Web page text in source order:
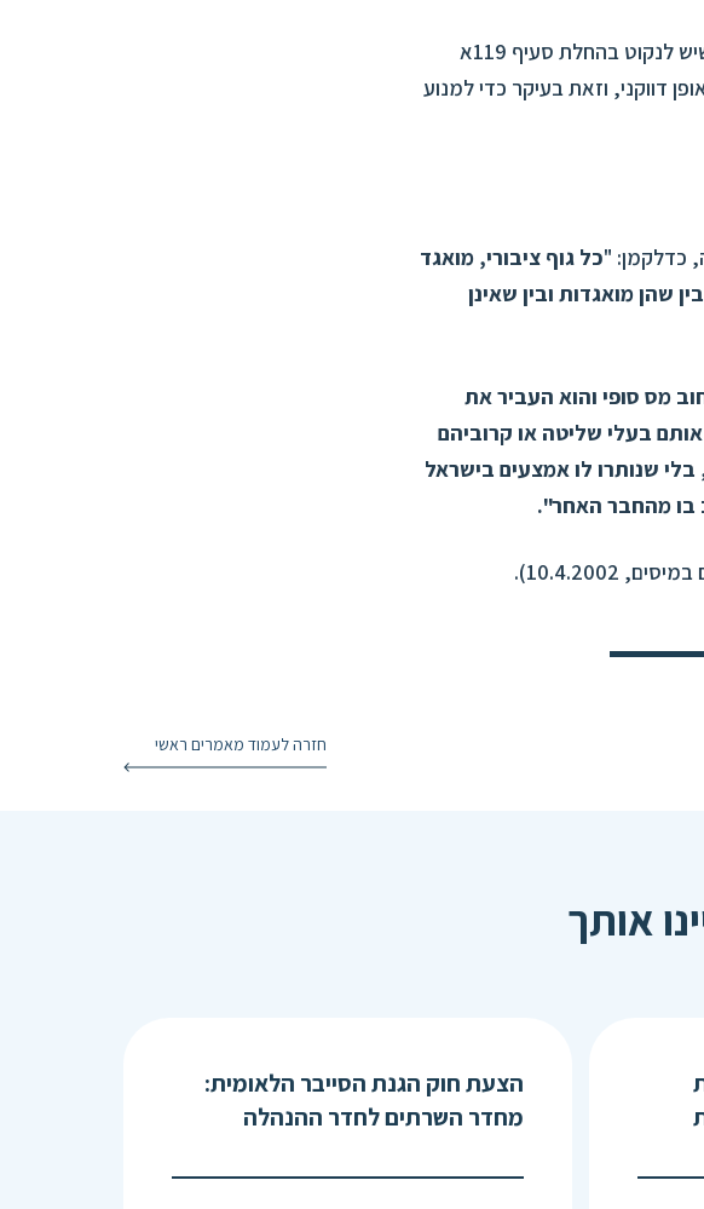
מדובר בפסיקה בעלת קביעות חשובות המלמדות על הזהירות שיש לנקוט בהחלת סעיף 119א
דווקני, וזאת בעיקר כדי למנוע
כל גוף ציבורי, מואגד
שהן מואגדות ובין שאינן
מס סופי והוא העביר את
בעלי שליטה או קרוביהם
שנותרו לו אמצעים בישראל
בו מהחבר האחר".
10.4.2002).
חזרה לעמוד מאמרים ראשי
אותך
הצעת חוק הגנת הסייבר הלאומית:
מחדר השרתים לחדר ההנהלה